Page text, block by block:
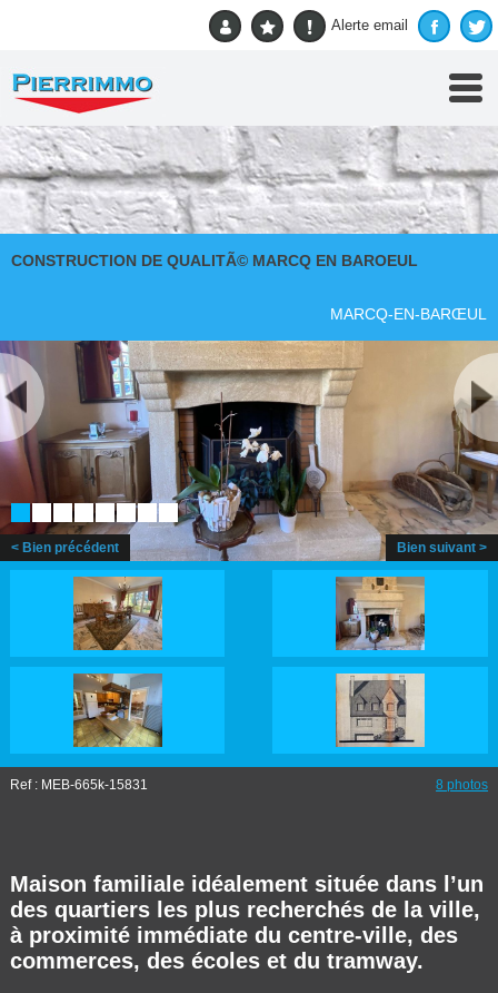
Alerte email
> CONSTRUCTION DE QUALITÃ© MARCQ EN BAROEUL
RETOUR A LA RECHERCHE
CONSTRUCTION DE QUALITÃ© MARCQ EN BAROEUL
MARCQ-EN-BARŒUL
< Bien précédent Bien suivant >
Ref : MEB-665k-15831 8 photos
Maison familiale idéalement située dans l’un
des quartiers les plus recherchés de la ville,
à proximité immédiate du centre-ville, des
commerces, des écoles et du tramway.